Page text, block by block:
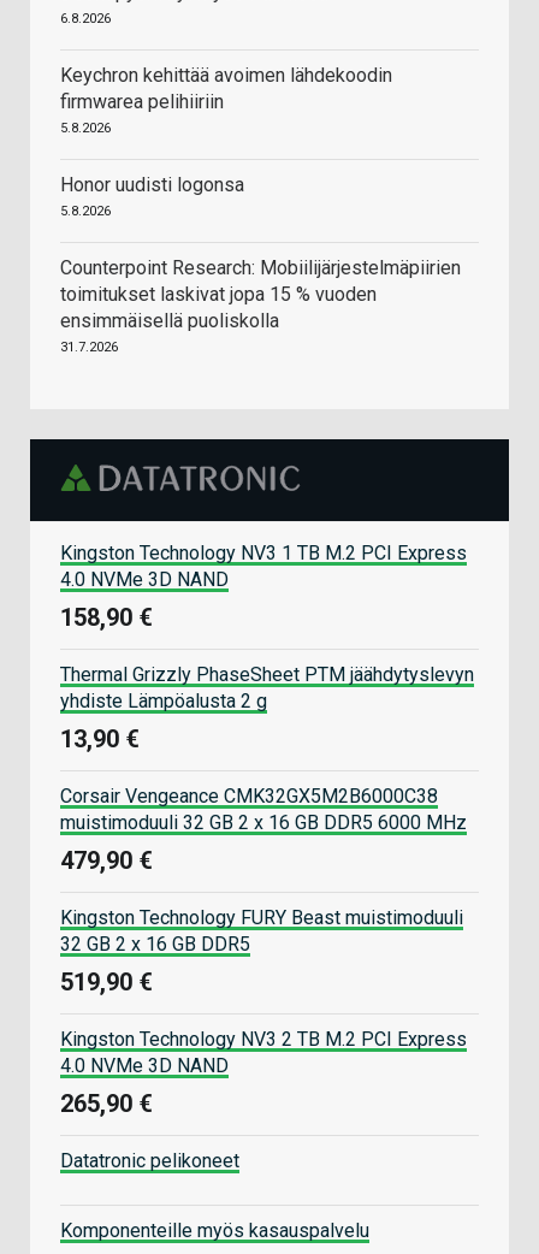
6.8.2026
Keychron kehittää avoimen lähdekoodin
firmwarea pelihiiriin
5.8.2026
Honor uudisti logonsa
5.8.2026
Counterpoint Research: Mobiilijärjestelmäpiirien
toimitukset laskivat jopa 15 % vuoden
ensimmäisellä puoliskolla
31.7.2026
Kingston Technology NV3 1 TB M.2 PCI Express
4.0 NVMe 3D NAND
158,90 €
Thermal Grizzly PhaseSheet PTM jäähdytyslevyn
yhdiste Lämpöalusta 2 g
13,90 €
Corsair Vengeance CMK32GX5M2B6000C38
muistimoduuli 32 GB 2 x 16 GB DDR5 6000 MHz
479,90 €
Kingston Technology FURY Beast muistimoduuli
32 GB 2 x 16 GB DDR5
519,90 €
Kingston Technology NV3 2 TB M.2 PCI Express
4.0 NVMe 3D NAND
265,90 €
Datatronic pelikoneet
Komponenteille myös kasauspalvelu